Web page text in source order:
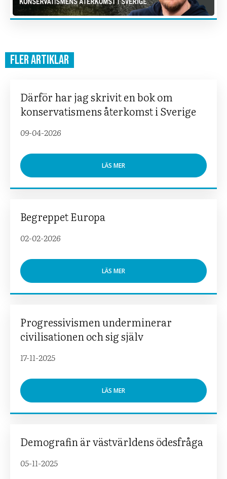
Fler artiklar
Därför har jag skrivit en bok om
konservatismens återkomst i Sverige
09-04-2026
LÄS MER
Begreppet Europa
02-02-2026
LÄS MER
Progressivismen underminerar
civilisationen och sig själv
17-11-2025
LÄS MER
Demografin är västvärldens ödesfråga
05-11-2025